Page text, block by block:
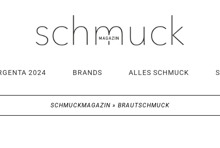
2024 BRANDS ALLES SCHMUCK
SCHMUCKMAGAZIN » BRAUTSCHMUCK